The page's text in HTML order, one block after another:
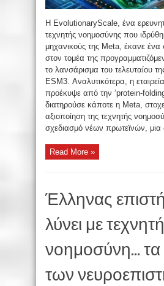
Η EvolutionaryScale, ένα
τεχνητής νοημοσύνης που
μηχανικούς της Meta, έκανε ένα
στον τομέα της
το λανσάρισμα του τελευταίου
ESM3. Αναλυτικότερα, η
προέκυψε από την ‘protein-
διατηρούσε κάποτε η Meta,
αξιοποίηση της τεχνητής
σχεδιασμό νέων πρωτεϊνών, μια
Read More »
Έλληνας
λύνει με τεχνητή
νοημοσύνη… τα
των